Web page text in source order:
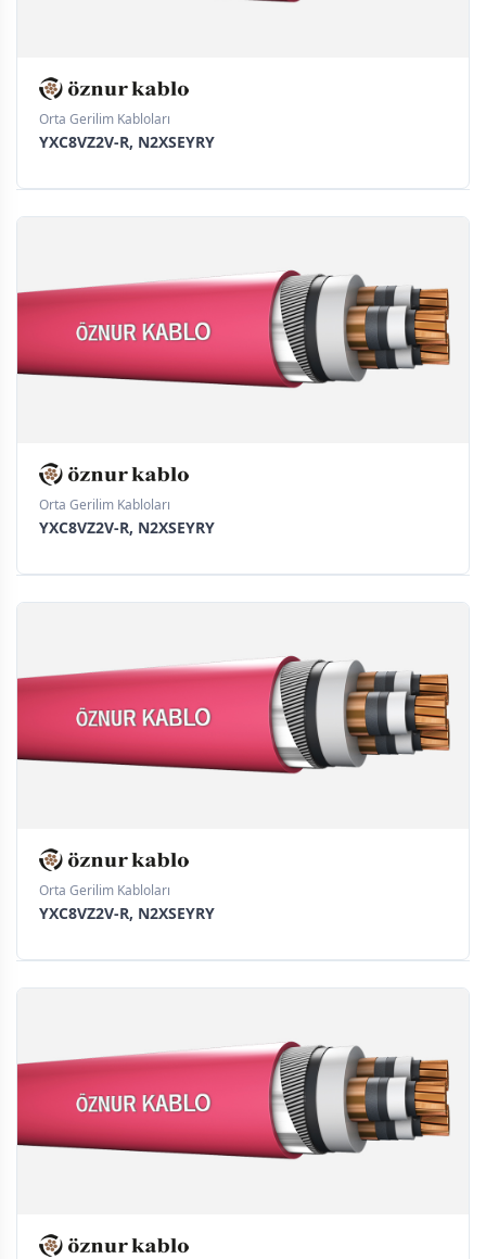
Orta Gerilim Kabloları
YXC8VZ2V-R, N2XSEYRY
Orta Gerilim Kabloları
YXC8VZ2V-R, N2XSEYRY
Orta Gerilim Kabloları
YXC8VZ2V-R, N2XSEYRY